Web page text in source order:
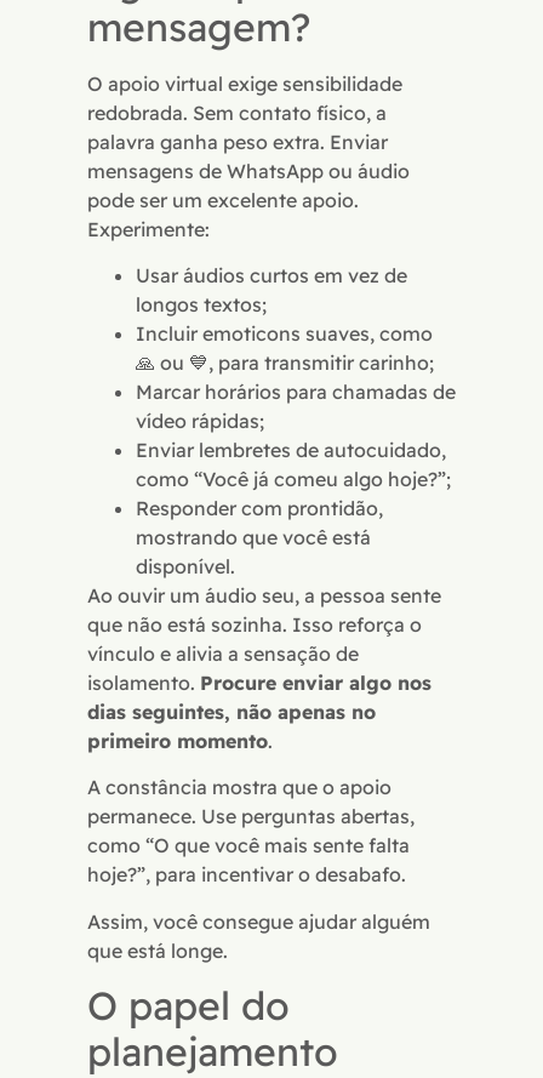
mensagem?
O apoio virtual exige sensibilidade
redobrada. Sem contato físico, a
palavra ganha peso extra. Enviar
mensagens de WhatsApp ou áudio
pode ser um excelente apoio.
Experimente:
Usar áudios curtos em vez de
longos textos;
Incluir emoticons suaves, como
🙏 ou 💙, para transmitir carinho;
Marcar horários para chamadas de
vídeo rápidas;
Enviar lembretes de autocuidado,
como “Você já comeu algo hoje?”;
Responder com prontidão,
mostrando que você está
disponível.
Ao ouvir um áudio seu, a pessoa sente
que não está sozinha. Isso reforça o
vínculo e alivia a sensação de
isolamento. Procure enviar algo nos
dias seguintes, não apenas no
primeiro momento.
A constância mostra que o apoio
permanece. Use perguntas abertas,
como “O que você mais sente falta
hoje?”, para incentivar o desabafo.
Assim, você consegue ajudar alguém
que está longe.
O papel do
planejamento